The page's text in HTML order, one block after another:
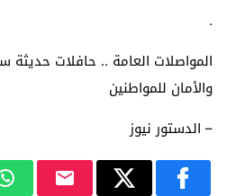
.
المواصلات العامة .. حافلات حديثة
والأمان للمواطنين
– الدستور نيوز